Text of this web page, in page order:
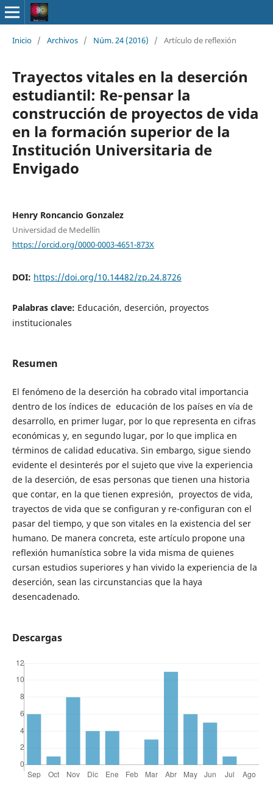
Inicio / Archivos / Núm. 24 (2016) / Artículo de reflexión
Trayectos vitales en la deserción
estudiantil: Re-pensar la
construcción de proyectos de vida
en la formación superior de la
Institución Universitaria de
Envigado
Henry Roncancio Gonzalez
Universidad de Medellín
https://orcid.org/0000-0003-4651-873X
DOI: https://doi.org/10.14482/zp.24.8726
Palabras clave: Educación, deserción, proyectos
institucionales
Resumen
El fenómeno de la deserción ha cobrado vital importancia
dentro de los índices de educación de los países en vía de
desarrollo, en primer lugar, por lo que representa en cifras
económicas y, en segundo lugar, por lo que implica en
términos de calidad educativa. Sin embargo, sigue siendo
evidente el desinterés por el sujeto que vive la experiencia
de la deserción, de esas personas que tienen una historia
que contar, en la que tienen expresión, proyectos de vida,
trayectos de vida que se configuran y re-configuran con el
pasar del tiempo, y que son vitales en la existencia del ser
humano. De manera concreta, este artículo propone una
reflexión humanística sobre la vida misma de quienes
cursan estudios superiores y han vivido la experiencia de la
deserción, sean las circunstancias que la haya
desencadenado.
Descargas